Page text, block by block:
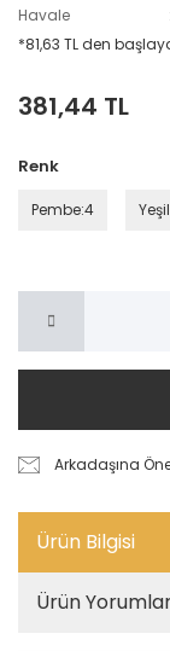
Havale
*81,63 TL den
381,44 TL
Renk
Pembe:4
Arkadaşına
Ürün Bilgisi
Ürün